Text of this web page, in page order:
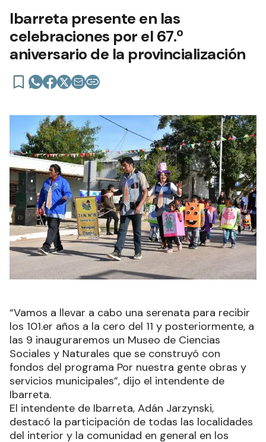
Ibarreta presente en las
celebraciones por el 67.º
aniversario de la provincialización
“Vamos a llevar a cabo una serenata para recibir
los 101.er años a la cero del 11 y posteriormente, a
las 9 inauguraremos un Museo de Ciencias
Sociales y Naturales que se construyó con
fondos del programa Por nuestra gente obras y
servicios municipales”, dijo el intendente de
Ibarreta.
El intendente de Ibarreta, Adán Jarzynski,
destacó la participación de todas las localidades
del interior y la comunidad en general en los